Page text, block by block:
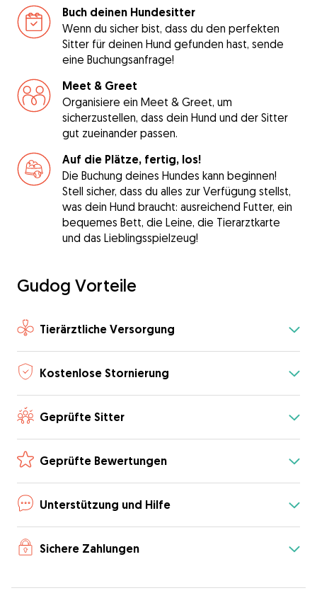
Buch deinen Hundesitter
Wenn du sicher bist, dass du den perfekten
Sitter für deinen Hund gefunden hast, sende
eine Buchungsanfrage!
Meet & Greet
Organisiere ein Meet & Greet, um
sicherzustellen, dass dein Hund und der Sitter
gut zueinander passen.
Auf die Plätze, fertig, los!
Die Buchung deines Hundes kann beginnen!
Stell sicher, dass du alles zur Verfügung stellst,
was dein Hund braucht: ausreichend Futter, ein
bequemes Bett, die Leine, die Tierarztkarte
und das Lieblingsspielzeug!
Gudog Vorteile
Tierärztliche Versorgung
Kostenlose Stornierung
Geprüfte Sitter
Geprüfte Bewertungen
Unterstützung und Hilfe
Sichere Zahlungen